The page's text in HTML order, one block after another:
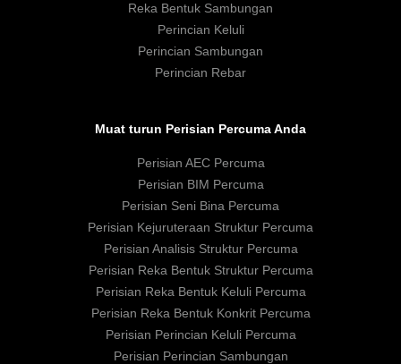
Reka Bentuk Sambungan
Perincian Keluli
Perincian Sambungan
Perincian Rebar
Muat turun Perisian Percuma Anda
Perisian AEC Percuma
Perisian BIM Percuma
Perisian Seni Bina Percuma
Perisian Kejuruteraan Struktur Percuma
Perisian Analisis Struktur Percuma
Perisian Reka Bentuk Struktur Percuma
Perisian Reka Bentuk Keluli Percuma
Perisian Reka Bentuk Konkrit Percuma
Perisian Perincian Keluli Percuma
Perisian Perincian Sambungan